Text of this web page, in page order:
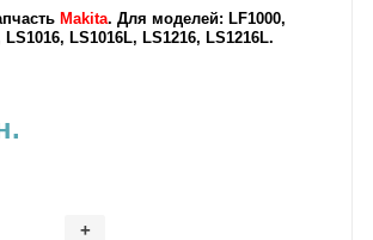
Makita.Для моделей: LF1000,
LS1016, LS1016L, LS1216, LS1216L.
+